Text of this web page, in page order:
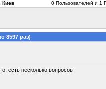
Киев 0 Пользователей и 1
8597 раз)
есть несколько вопросов